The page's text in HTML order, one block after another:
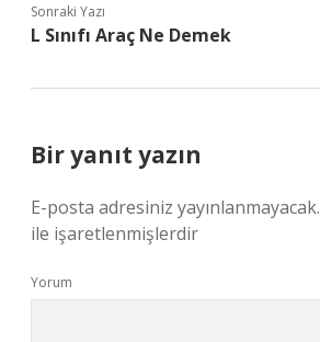
Sonraki Yazı
L Sınıfı Araç Ne Demek
Bir yanıt yazın
E-posta adresiniz yayınlanmayacak.
ile işaretlenmişlerdir
Yorum